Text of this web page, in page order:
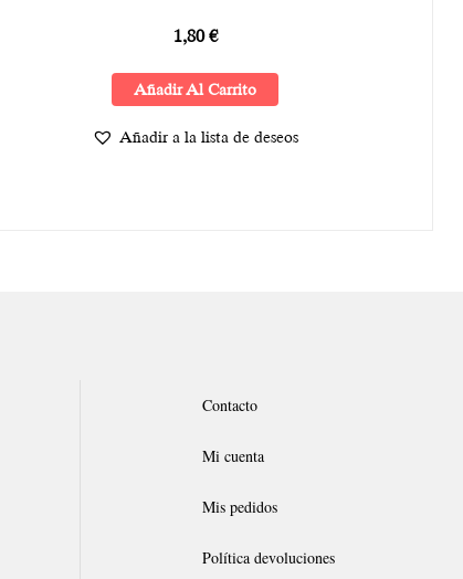
1,80€
Añadir Al Carrito
Añadir a la lista de deseos
Contacto
Mi cuenta
Mis pedidos
Política devoluciones